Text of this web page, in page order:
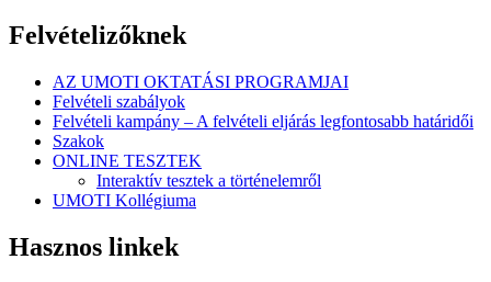
Felvételizőknek
AZ UMOTI OKTATÁSI PROGRAMJAI
Felvételi szabályok
Felvételi kampány – A felvételi eljárás legfontosabb határidői
Szakok
ONLINE TESZTEK
Interaktív tesztek a történelemről
UMOTI Kollégiuma
Hasznos linkek